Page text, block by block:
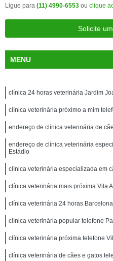
Ligue para (11) 4990-6553 ou clique
Solicite
MENU
clínica 24 horas veterinária Jardim
clínica veterinária próximo a mim
endereço de clínica veterinária de
endereço de clínica veterinária
Estádio
clínica veterinária especializada em
clínica veterinária mais próxima Vila
clínica veterinária 24 horas Barcelona
clínica veterinária popular telefone
clínica veterinária próxima telefone
clínica veterinária de cães e gatos